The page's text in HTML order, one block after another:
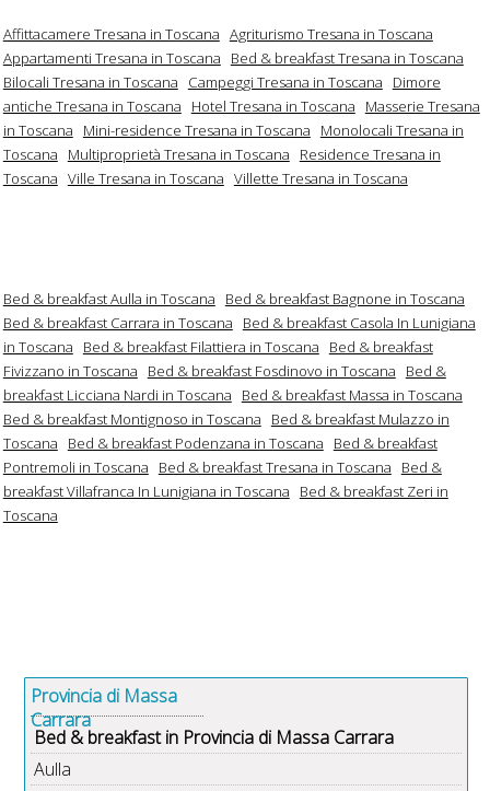
Affittacamere Tresana in Toscana Agriturismo Tresana in Toscana
Appartamenti Tresana in Toscana
Bed & breakfast Tresana in Toscana
Bilocali Tresana in Toscana
Campeggi Tresana in Toscana
Dimore
antiche Tresana in Toscana
Hotel Tresana in Toscana
Masserie Tresana
in Toscana
Mini-residence Tresana in Toscana
Monolocali Tresana in
Toscana
Multiproprietà Tresana in Toscana
Residence Tresana in
Toscana Ville Tresana in Toscana Villette Tresana in Toscana
Bed & breakfast Aulla in Toscana
Bed & breakfast Bagnone in Toscana
Bed & breakfast Carrara in Toscana
Bed & breakfast Casola In Lunigiana
in Toscana
Bed & breakfast Filattiera in Toscana
Bed & breakfast
Fivizzano in Toscana
Bed & breakfast Fosdinovo in Toscana
Bed &
breakfast Licciana Nardi in Toscana
Bed & breakfast Massa in Toscana
Bed & breakfast Montignoso in Toscana
Bed & breakfast Mulazzo in
Toscana
Bed & breakfast Podenzana in Toscana
Bed & breakfast
Pontremoli in Toscana
Bed & breakfast Tresana in Toscana
Bed &
breakfast Villafranca In Lunigiana in Toscana
Bed & breakfast Zeri in
Toscana
Provincia di Massa
Carrara
Bed & breakfast in Provincia di Massa Carrara
Aulla